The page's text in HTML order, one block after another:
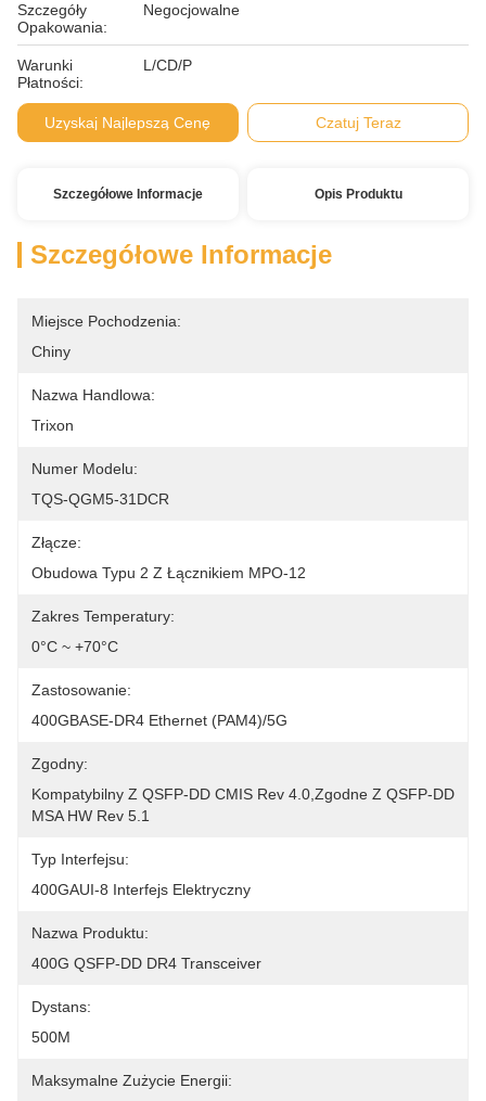
Szczegóły
Opakowania:
Negocjowalne
Warunki
Płatności:
L/CD/P
Uzyskaj Najlepszą Cenę Czatuj Teraz
Szczegółowe Informacje Opis Produktu
Szczegółowe Informacje
Miejsce Pochodzenia:
Chiny
Nazwa Handlowa:
Trixon
Numer Modelu:
TQS-QGM5-31DCR
Złącze:
Obudowa Typu 2 Z Łącznikiem MPO-12
Zakres Temperatury:
0°C ~ +70°C
Zastosowanie:
400GBASE-DR4 Ethernet (PAM4)/5G
Zgodny:
Kompatybilny Z QSFP-DD CMIS Rev 4.0,zgodne Z QSFP-DD
MSA HW Rev 5.1
Typ Interfejsu:
400GAUI-8 Interfejs Elektryczny
Nazwa Produktu:
400G QSFP-DD DR4 Transceiver
Dystans:
500M
Maksymalne Zużycie Energii: